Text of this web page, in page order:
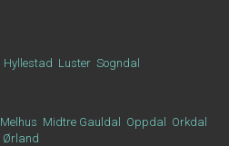
Hyllestad Luster Sogndal
Melhus Midtre Gauldal Oppdal
Orkdal
Ørland